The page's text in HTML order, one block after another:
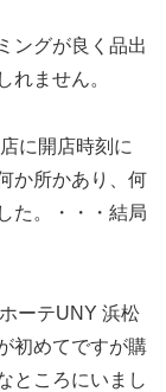
ングが良く品出
れません。
に開店時刻に
か所かあり、何
た。・・・結局
ーテUNY 浜松
初めてですが購
ところにいまし